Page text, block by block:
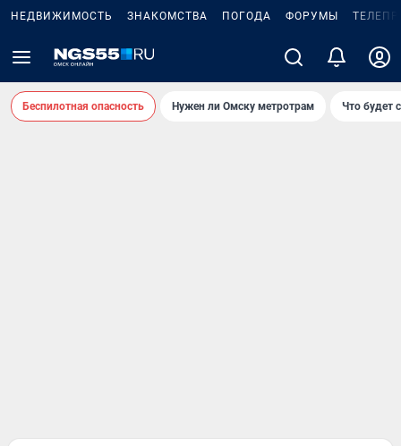
НЕДВИЖИМОСТЬ ЗНАКОМСТВА ПОГОДА ФОРУМЫ
Беспилотная опасность Нужен ли Омску метротрам Что будет